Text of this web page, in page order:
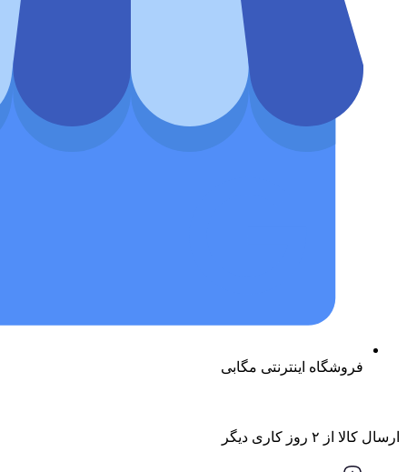
فروشگاه اینترنتی مگابی
ارسال کالا از ۲ روز کاری دیگر